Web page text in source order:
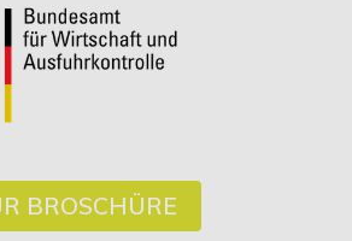
BROSCHÜRE